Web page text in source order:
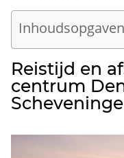
Inhoudsopgaven
Reistijd en
centrum